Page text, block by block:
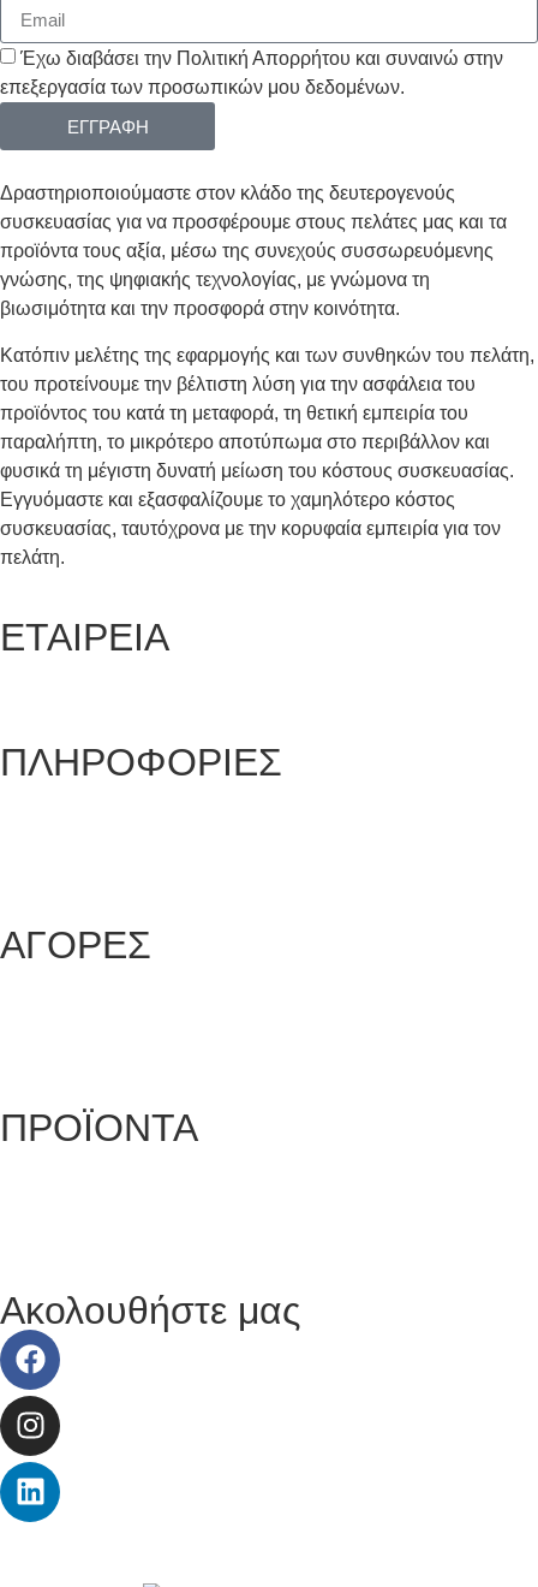
Έχω διαβάσει την Πολιτική Απορρήτου και συναινώ στην
επεξεργασία των προσωπικών μου δεδομένων.
ΕΓΓΡΑΦΗ
Δραστηριοποιούμαστε στον κλάδο της δευτερογενούς
συσκευασίας για να προσφέρουμε στους πελάτες μας και τα
προϊόντα τους αξία, μέσω της συνεχούς συσσωρευόμενης
γνώσης, της ψηφιακής τεχνολογίας, με γνώμονα τη
βιωσιμότητα και την προσφορά στην κοινότητα.
Κατόπιν μελέτης της εφαρμογής και των συνθηκών του πελάτη,
του προτείνουμε την βέλτιστη λύση για την ασφάλεια του
προϊόντος του κατά τη μεταφορά, τη θετική εμπειρία του
παραλήπτη, το μικρότερο αποτύπωμα στο περιβάλλον και
φυσικά τη μέγιστη δυνατή μείωση του κόστους συσκευασίας.
Εγγυόμαστε και εξασφαλίζουμε το χαμηλότερο κόστος
συσκευασίας, ταυτόχρονα με την κορυφαία εμπειρία για τον
πελάτη.
ΕΤΑΙΡΕΙΑ
ΠΛΗΡΟΦΟΡΙΕΣ
ΑΓΟΡΕΣ
ΠΡΟΪΟΝΤΑ
Ακολουθήστε μας